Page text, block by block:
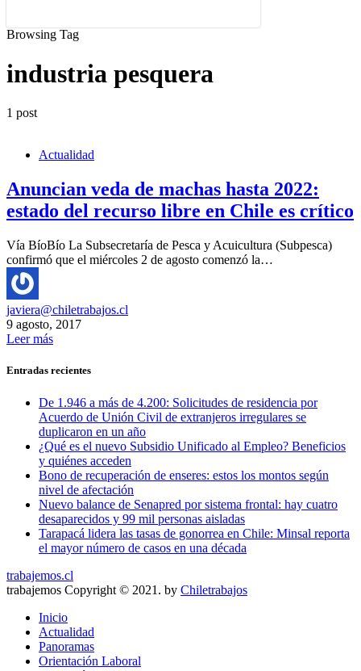
Browsing Tag
industria pesquera
1 post
Actualidad
Anuncian veda de machas hasta 2022:
estado del recurso libre en Chile es crítico
Vía BíoBío La Subsecretaría de Pesca y Acuicultura (Subpesca)
confirmó que el miércoles 2 de agosto comenzó la…
javiera@chiletrabajos.cl
9 agosto, 2017
Leer más
Entradas recientes
De 1.946 a más de 4.200: Solicitudes de residencia por
Acuerdo de Unión Civil de extranjeros irregulares se
duplicaron en un año
¿Qué es el nuevo Subsidio Unificado al Empleo? Beneficios
y quiénes acceden
Bono de recuperación de enseres: estos los montos según
nivel de afectación
Nuevo balance de Senapred por sistema frontal: hay cuatro
desaparecidos y 99 mil personas aisladas
Tarapacá lidera las tasas de gonorrea en Chile: Minsal reporta
el mayor número de casos en una década
trabajemos.cl
trabajemos Copyright © 2021. by Chiletrabajos
Inicio
Actualidad
Panoramas
Orientación Laboral